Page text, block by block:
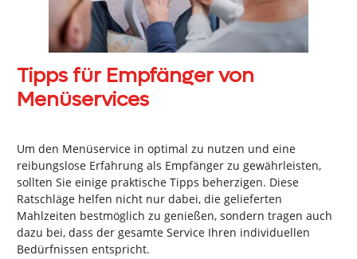
Tipps für Empfänger von
Menüservices
Um den Menüservice in optimal zu nutzen und eine
reibungslose Erfahrung als Empfänger zu gewährleisten,
sollten Sie einige praktische Tipps beherzigen. Diese
Ratschläge helfen nicht nur dabei, die gelieferten
Mahlzeiten bestmöglich zu genießen, sondern tragen auch
dazu bei, dass der gesamte Service Ihren individuellen
Bedürfnissen entspricht.